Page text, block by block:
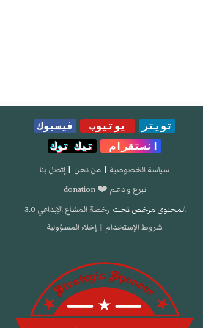
تويتر يوتيوب
فيسبوك
انستقرام
تيك توك
سياسة الخصوصية | من نحن | إتصل بنا
تبرع و دعم ❤️ donation
المحتوى مرخص تحت رخصة المشاع الإبداعي 3.0
شروط الإستخدام | إخلاء المسؤولية